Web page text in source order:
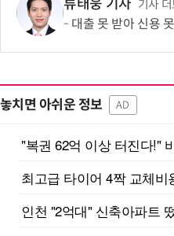
류태웅 기자 기사 더
대출 못 받아 신용 못 쌓는 악
놓치면 아쉬운 정보 AD